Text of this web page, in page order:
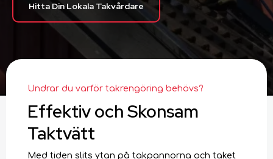
Hitta Din Lokala Takvårdare
Undrar du varför takrengöring behövs?
Effektiv och Skonsam
Taktvätt
Med tiden slits ytan på takpannorna och taket